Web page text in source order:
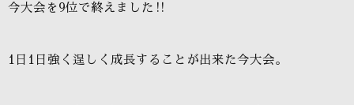
今大会を 9位で終えました ‼️
1 日 1 日強く逞しく成長することが出来た今大会。